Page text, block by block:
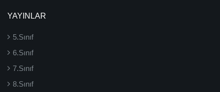
YAYINLAR
5.Sınıf
6.Sınıf
7.Sınıf
8.Sınıf